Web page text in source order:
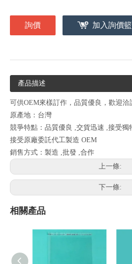
詢價 加入詢價籃
產品描述
可供OEM來樣訂作，品質優良，歡迎洽
原產地：台灣
競爭特點：品質優良 ,交貨迅速 ,接受獨
接受原廠委託代工製造 OEM
銷售方式：製造 ,批發 ,合作
上一條:
下一條:
相關產品